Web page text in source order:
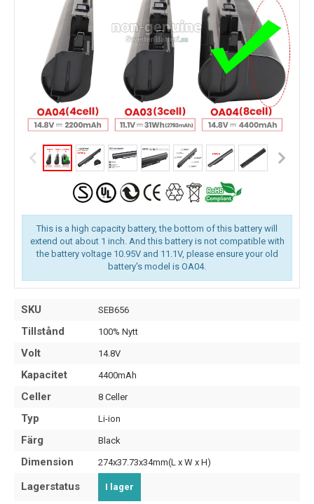
This is a high capacity battery, the bottom of this battery will
extend out about 1 inch. And this battery is not compatible with
the battery voltage 10.95V and 11.1V, please ensure your old
battery's model is OA04.
SKU SEB656
Tillstånd 100% Nytt
Volt 14.8V
Kapacitet 4400mAh
Celler 8 Celler
Typ Li-ion
Färg Black
Dimension 274x37.73x34mm(L x W x H)
Lagerstatus I lager